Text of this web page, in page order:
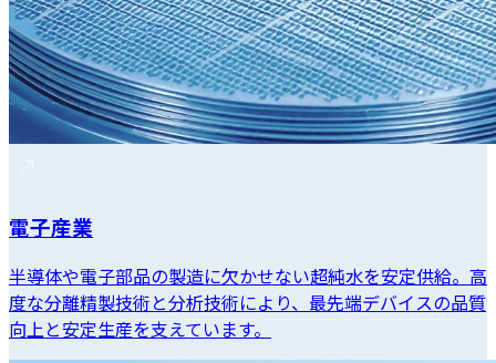
電子産業
半導体や電子部品の製造に欠かせない超純水を安定供給。高
度な分離精製技術と分析技術により、最先端デバイスの品質
向上と安定生産を支えています。